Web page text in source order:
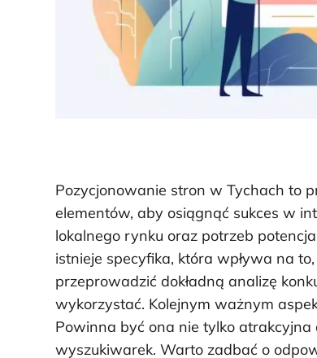
Pozycjonowanie stron w Tychach to
elementów, aby osiągnąć sukces w
lokalnego rynku oraz potrzeb
istnieje specyfika, która wpływa na
przeprowadzić dokładną analizę
wykorzystać. Kolejnym ważnym
Powinna być ona nie tylko
wyszukiwarek. Warto zadbać o